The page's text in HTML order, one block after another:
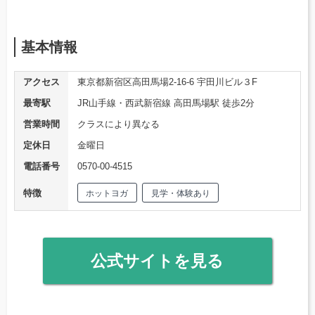
基本情報
アクセス
東京都新宿区高田馬場2-16-6 宇田川ビル３F
最寄駅
JR山手線・西武新宿線 高田馬場駅 徒歩2分
営業時間
クラスにより異なる
定休日
金曜日
電話番号
0570-00-4515
特徴 ホットヨガ 見学・体験あり
公式サイトを見る